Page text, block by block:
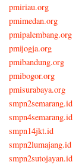
pmiriau.org
pmimedan.org
pmipalembang.org
pmijogja.org
pmibandung.org
pmibogor.org
pmisurabaya.org
smpn2semarang.id
smpn4semarang.id
smpn14jkt.id
smpn2lumajang.id
smpn2sutojayan.id